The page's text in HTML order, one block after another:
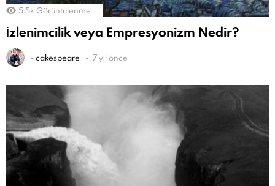
5.5k Görüntülenme
İzlenimcilik veya Empresyonizm Nedir?
-cakespeare 7 yıl önce